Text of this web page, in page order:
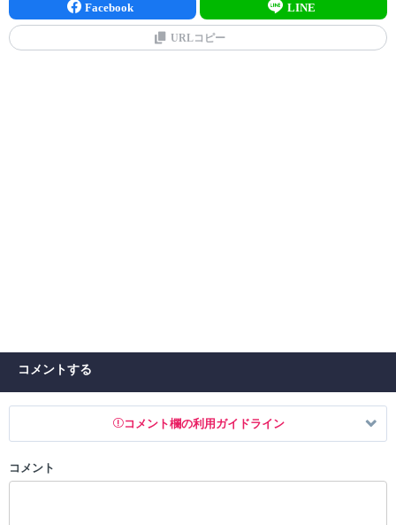
Facebook LINE
URLコピー
コメントする
コメント欄の利用ガイドライン
以下の書き込みを禁止とし、場合によってはコメント削除や書き込み制
コメント